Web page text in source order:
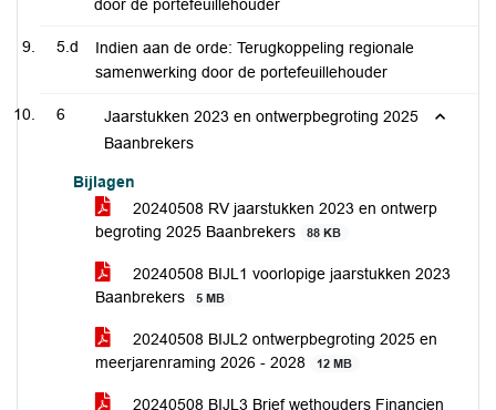
door de portefeuillehouder
5.d
Indien aan de orde: Terugkoppeling regionale
samenwerking door de portefeuillehouder
6
Jaarstukken 2023 en ontwerpbegroting 2025
Baanbrekers
Bijlagen
20240508 RV jaarstukken 2023 en ontwerp
begroting 2025 Baanbrekers
88 KB
20240508 BIJL1 voorlopige jaarstukken 2023
Baanbrekers
5 MB
20240508 BIJL2 ontwerpbegroting 2025 en
meerjarenraming 2026 - 2028
12 MB
20240508 BIJL3 Brief wethouders Financien